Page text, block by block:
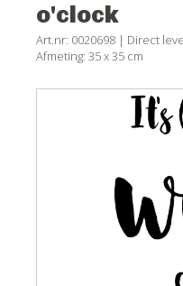
o'clock
Art.nr: 0020698 | Direct
Afmeting: 35 x 35 cm